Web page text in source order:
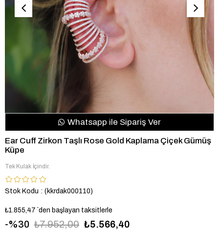
Whatsapp ile Sipariş Ver
Ear Cuff Zirkon Taşlı Rose Gold Kaplama Çiçek Gümüş
Küpe
Tek Kulak İçindir.
Stok Kodu (kkrdak000110)
₺1.855,47 `den başlayan taksitlerle
30 ₺7.952,00 ₺5.566,40